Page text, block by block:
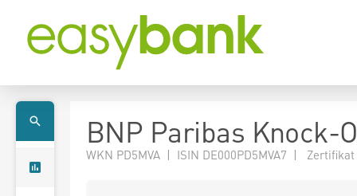
BNP Paribas Knock-
WKN PD5MVA | ISIN DE000PD5MVA7 | Zertifikat